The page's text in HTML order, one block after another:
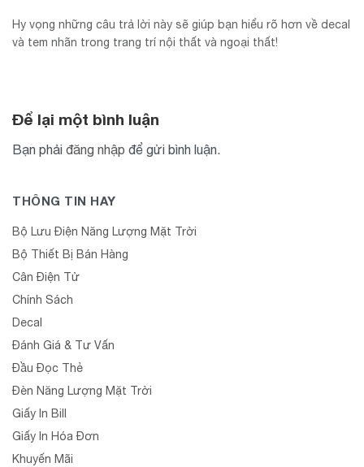
Hy vọng những câu trả lời này sẽ giúp bạn hiểu rõ hơn về decal
và tem nhãn trong trang trí nội thất và ngoại thất!
Để lại một bình luận
Bạn phải đăng nhập để gửi bình luận.
THÔNG TIN HAY
Bộ Lưu Điện Năng Lượng Mặt Trời
Bộ Thiết Bị Bán Hàng
Cân Điện Tử
Chính Sách
Decal
Đánh Giá & Tư Vấn
Đầu Đọc Thẻ
Đèn Năng Lượng Mặt Trời
Giấy In Bill
Giấy In Hóa Đơn
Khuyến Mãi